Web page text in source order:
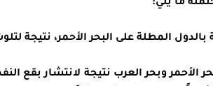
ما يلي:
المطلة على البحر الأحمر، نتيجة
الأحمر وبحر العرب نتيجة لانتشار بقع